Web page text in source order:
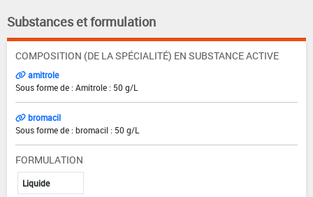
Substances et formulation
COMPOSITION (DE LA SPÉCIALITÉ) EN SUBSTANCE ACTIVE
amitrole
Sous forme de : Amitrole : 50 g/L
bromacil
Sous forme de : bromacil : 50 g/L
FORMULATION
Liquide